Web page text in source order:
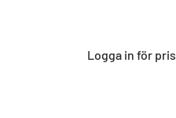
Logga in för pris